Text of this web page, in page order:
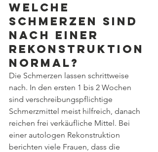
Welche
Schmerzen sind
nach einer
Rekonstruktion
normal?
Die Schmerzen lassen schrittweise
nach. In den ersten 1 bis 2 Wochen
sind verschreibungspflichtige
Schmerzmittel meist hilfreich, danach
reichen frei verkäufliche Mittel. Bei
einer autologen Rekonstruktion
berichten viele Frauen, dass die